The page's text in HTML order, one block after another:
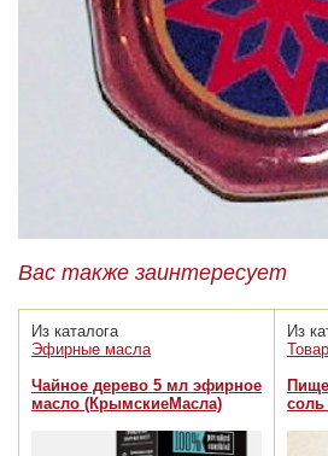
Вас также заинтересует
Из каталога
Эфирные масла
Чайное дерево 5 мл эфирное
масло (КрымскиеМасла)
Из
соль